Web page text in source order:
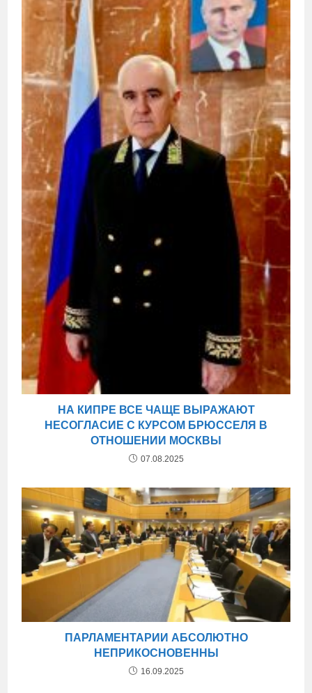
НА КИПРЕ ВСЕ ЧАЩЕ ВЫРАЖАЮТ
НЕСОГЛАСИЕ С КУРСОМ БРЮССЕЛЯ В
ОТНОШЕНИИ МОСКВЫ
07.08.2025
ПАРЛАМЕНТАРИИ АБСОЛЮТНО
НЕПРИКОСНОВЕННЫ
16.09.2025